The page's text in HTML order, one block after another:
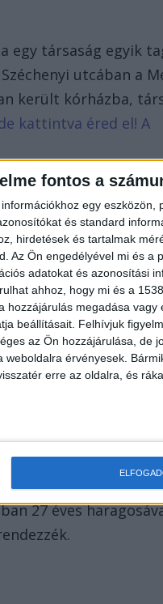
fontos a
egy eszközön,
és standard
hirdetések és tartalmak
Az Ön engedélyével mi és a
adatokat és azonosítási
ahhoz, hogy mi és a
hozzájárulás megadása vagy
beállításait. Felhívjuk
az Ön hozzájárulása, de
érvényesek.
erre az oldalra, és
egy társaság egyik
utcában a
került kórházba,
kattintva éred el! A
ki. Az egyik
27 éves